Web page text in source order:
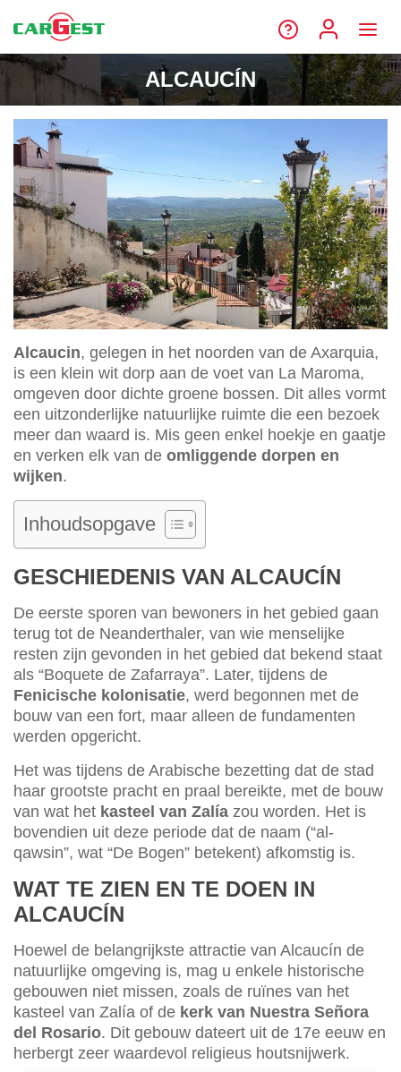
ALCAUCÍN
Alcaucin, gelegen in het noorden van de Axarquia,
is een klein wit dorp aan de voet van La Maroma,
omgeven door dichte groene bossen. Dit alles vormt
een uitzonderlijke natuurlijke ruimte die een bezoek
meer dan waard is. Mis geen enkel hoekje en gaatje
en verken elk van de omliggende dorpen en
wijken.
Inhoudsopgave
GESCHIEDENIS VAN ALCAUCÍN
De eerste sporen van bewoners in het gebied gaan
terug tot de Neanderthaler, van wie menselijke
resten zijn gevonden in het gebied dat bekend staat
als “Boquete de Zafarraya”. Later, tijdens de
Fenicische kolonisatie, werd begonnen met de
bouw van een fort, maar alleen de fundamenten
werden opgericht.
Het was tijdens de Arabische bezetting dat de stad
haar grootste pracht en praal bereikte, met de bouw
van wat het kasteel van Zalía zou worden. Het is
bovendien uit deze periode dat de naam (“al-
qawsin”, wat “De Bogen” betekent) afkomstig is.
WAT TE ZIEN EN TE DOEN IN
ALCAUCÍN
Hoewel de belangrijkste attractie van Alcaucín de
natuurlijke omgeving is, mag u enkele historische
gebouwen niet missen, zoals de ruïnes van het
kasteel van Zalía of de kerk van Nuestra Señora
del Rosario. Dit gebouw dateert uit de 17e eeuw en
herbergt zeer waardevol religieus houtsnijwerk.